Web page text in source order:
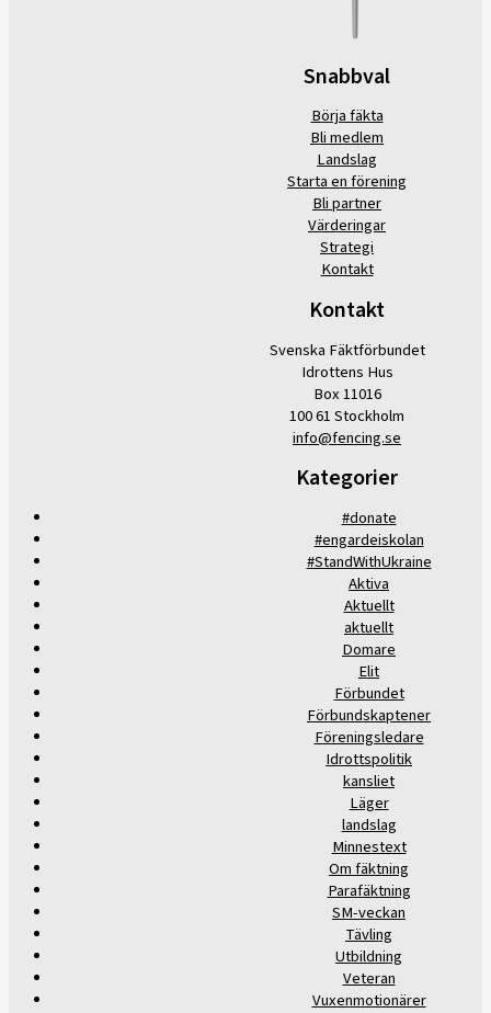
Snabbval
Börja fäkta
Bli medlem
Landslag
Starta en förening
Bli partner
Värderingar
Strategi
Kontakt
Kontakt
Svenska Fäktförbundet
Idrottens Hus
Box 11016
100 61 Stockholm
info@fencing.se
Kategorier
#donate
#engardeiskolan
#StandWithUkraine
Aktiva
Aktuellt
aktuellt
Domare
Elit
Förbundet
Förbundskaptener
Föreningsledare
Idrottspolitik
kansliet
Läger
landslag
Minnestext
Om fäktning
Parafäktning
SM-veckan
Tävling
Utbildning
Veteran
Vuxenmotionärer